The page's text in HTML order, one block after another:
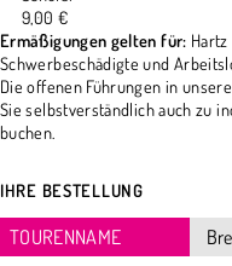
9,00 €
Ermäßigungen gelten für:
Schwerbeschädigte und
Die offenen Führungen in
Sie selbstverständlich auch zu
buchen.
IHRE BESTELLUNG
TOURENNAME